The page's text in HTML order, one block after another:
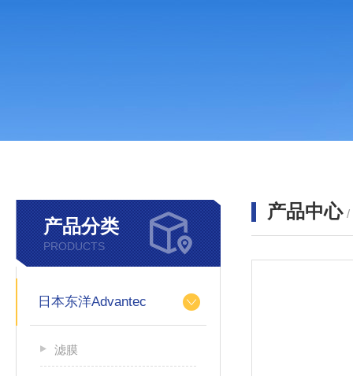
产品分类
PRODUCTS
日本东洋Advantec
滤膜
产品中心 /